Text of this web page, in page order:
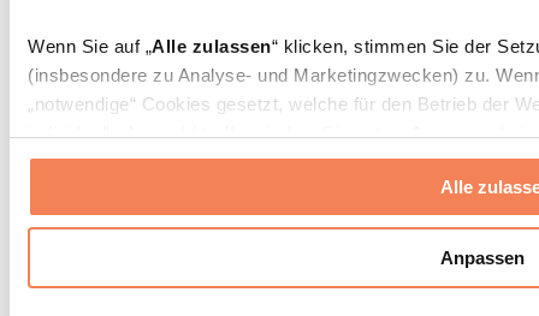
Wenn Sie auf „Alle zulassen“ klicken, stimmen Sie der
(insbesondere zu Analyse- und Marketingzwecken) zu.
„notwendige“ Cookies gesetzt, welche für den Betrieb der
individuelle Auswahl treffen, indem Sie unter „Anpassen“
erlauben“ klicken.
Weitere Informationen über die Verarbeitung Ihrer Daten
Datenschutzerklärung
Alle
Anpassen
Zubehör nach Aktivität
Laufen
Kampfsport
Yoga & Pilates
Wandern
Rotlichttherapie